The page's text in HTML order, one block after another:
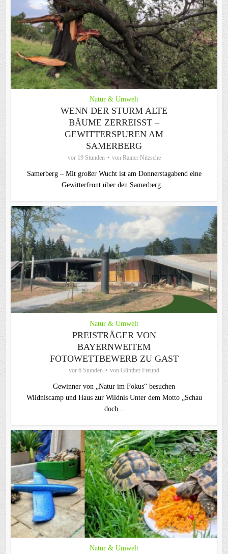
Natur & Umwelt
WENN DER STURM ALTE
BÄUME ZERREISST – G
EWITTERSPUREN AM S
AMERBERG
vor 19 Stunden von Rainer Nitzsche
Samerberg – Mit großer Wucht ist am Donnerstagabend eine
Gewitterfront über den Samerberg...
Natur & Umwelt
PREISTRÄGER VON
BAYERNWEITEM
FOTOWETTBEWERB ZU GAST
vor 6 Stunden von Günther Freund
Gewinner von „Natur im Fokus“ besuchen
Wildniscamp und Haus zur Wildnis Unter dem Motto „Schau
doch...
Natur & Umwelt